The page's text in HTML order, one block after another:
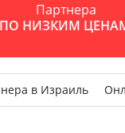
Партнера
ПО НИЗКИМ
в Израиль